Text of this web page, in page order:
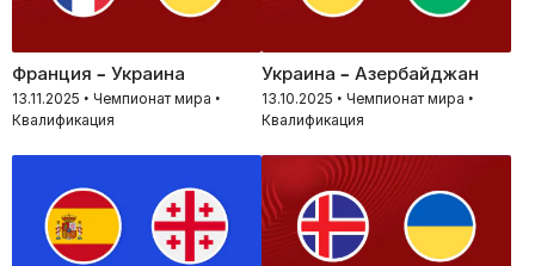
Франция – Украина
13.11.2025 • Чемпионат мира •
Квалификация
Украина – Азербайджан
13.10.2025 • Чемпионат мира •
Квалификация